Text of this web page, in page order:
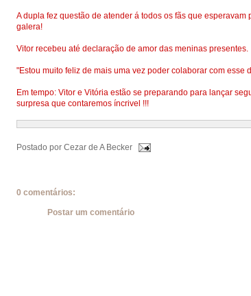
A dupla fez questão de atender á todos os fãs que
galera!
Vitor recebeu até declaração de amor das meninas presentes.
"Estou muito feliz de mais uma vez poder colaborar com esse
Em tempo: Vitor e Vitória estão se preparando para lançar
surpresa que contaremos íncrivel !!!
Postado por Cezar de A Becker
0 comentários:
Postar um comentário